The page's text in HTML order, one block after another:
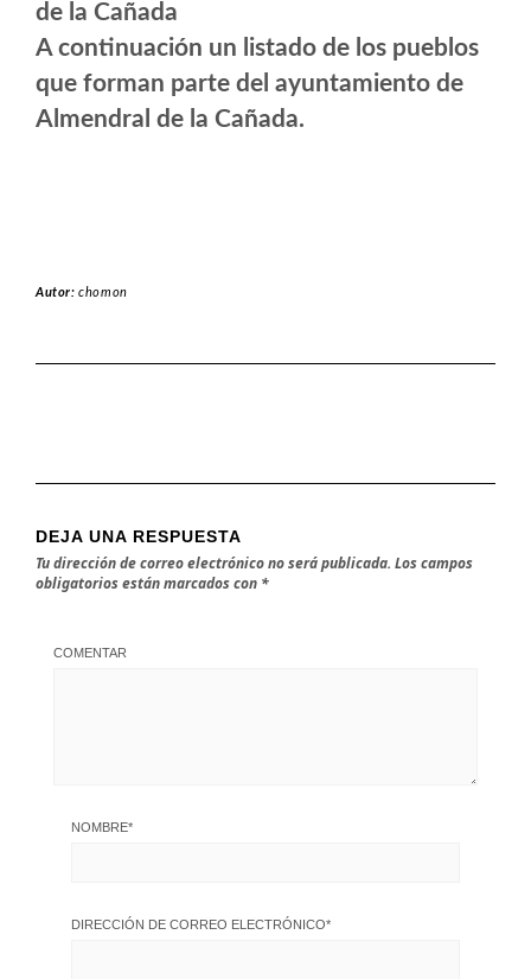
A continuación un listado de los pueblos
que forman parte del ayuntamiento de
Almendral de la Cañada.
Autor:chomon
DEJA UNA RESPUESTA
Tu dirección de correo electrónico no será publicada. Los campos
obligatorios están marcados con *
COMENTAR
NOMBRE*
DIRECCIÓN DE CORREO ELECTRÓNICO*